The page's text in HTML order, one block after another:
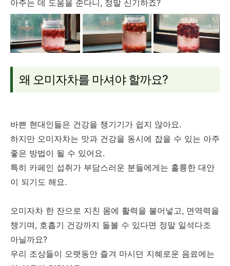
아주는 데 도움을 준다니, 정말 신기하죠?
왜 오미자차를 마셔야 할까요?
바쁜 현대인들은 건강을 챙기기가 쉽지 않아요.
하지만 오미자차는 맛과 건강을 동시에 잡을 수 있는 아주
좋은 방법이 될 수 있어요.
특히 카페인 섭취가 부담스러운 분들에게는 훌륭한 대안
이 되기도 해요.
오미자차 한 잔으로 지친 몸에 활력을 불어넣고, 면역력을
챙기며, 호흡기 건강까지 돌볼 수 있다면 정말 일석다조
아닐까요?
우리 조상들이 오랫동안 즐겨 마시던 지혜로운 음료에는